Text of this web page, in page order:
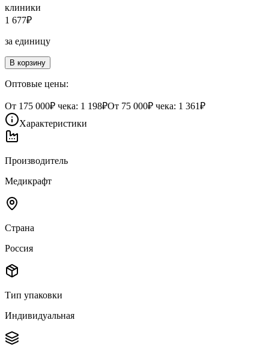
клиники
1 677₽
за единицу
В корзину
Оптовые цены:
От 175 000₽ чека: 1 198₽От 75 000₽ чека: 1 361₽
Характеристики
Производитель
Медикрафт
Страна
Россия
Тип упаковки
Индивидуальная